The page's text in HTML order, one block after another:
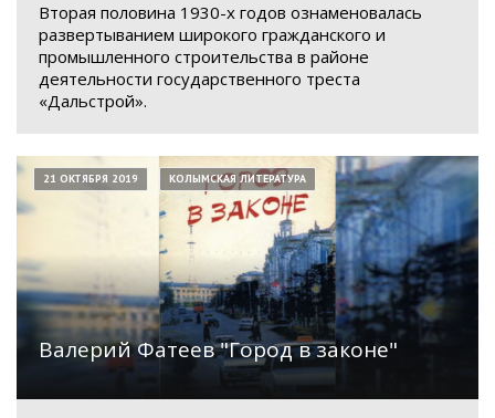
Вторая половина 1930-х годов ознаменовалась
развертыванием широкого гражданского и
промышленного строительства в районе
деятельности государственного треста
«Дальстрой».
Валерий Фатеев "Город в законе"
21 ОКТЯБРЯ 2019 КОЛЫМСКАЯ ЛИТЕРАТУРА